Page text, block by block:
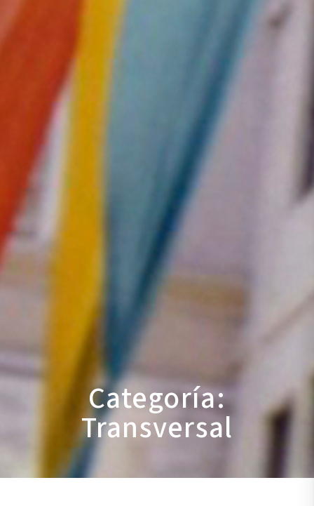
Categoría:
Transversal